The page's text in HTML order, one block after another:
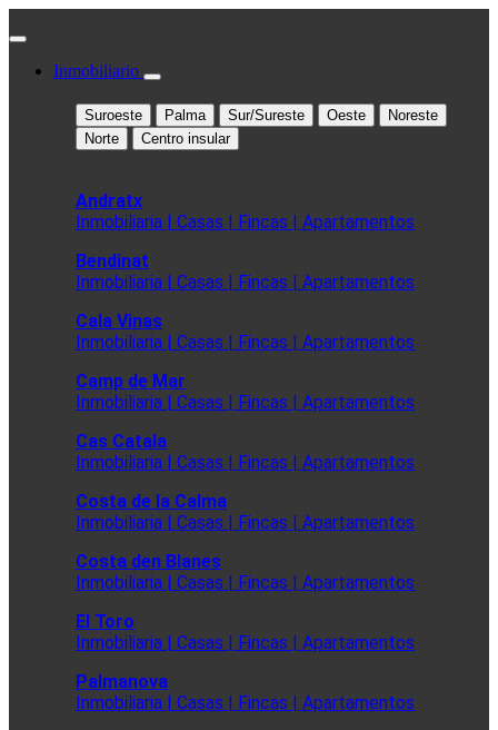
Inmobiliario
Suroeste Palma Sur/Sureste Oeste
Noreste
Norte
Centro insular
Andratx
Inmobiliaria | Casas | Fincas | Apartamentos
Bendinat
Inmobiliaria | Casas | Fincas | Apartamentos
Cala Vinas
Inmobiliaria | Casas | Fincas | Apartamentos
Camp de Mar
Inmobiliaria | Casas | Fincas | Apartamentos
Cas Catala
Inmobiliaria | Casas | Fincas | Apartamentos
Costa de la Calma
Inmobiliaria | Casas | Fincas | Apartamentos
Costa den Blanes
Inmobiliaria | Casas | Fincas | Apartamentos
El Toro
Inmobiliaria | Casas | Fincas | Apartamentos
Palmanova
Inmobiliaria | Casas | Fincas | Apartamentos